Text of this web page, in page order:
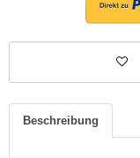
Beschreibung